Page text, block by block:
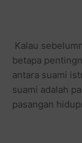
Kalau
betapa
antara suami
suami adalah
pasangan